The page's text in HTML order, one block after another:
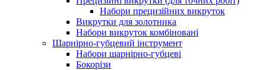
Набори прецизійних викруток
Викрутки для золотника
Набори викруток комбіновані
Шарнірно-губцевий інструмент
Набори шарнірно-губцеві
Бокорізи